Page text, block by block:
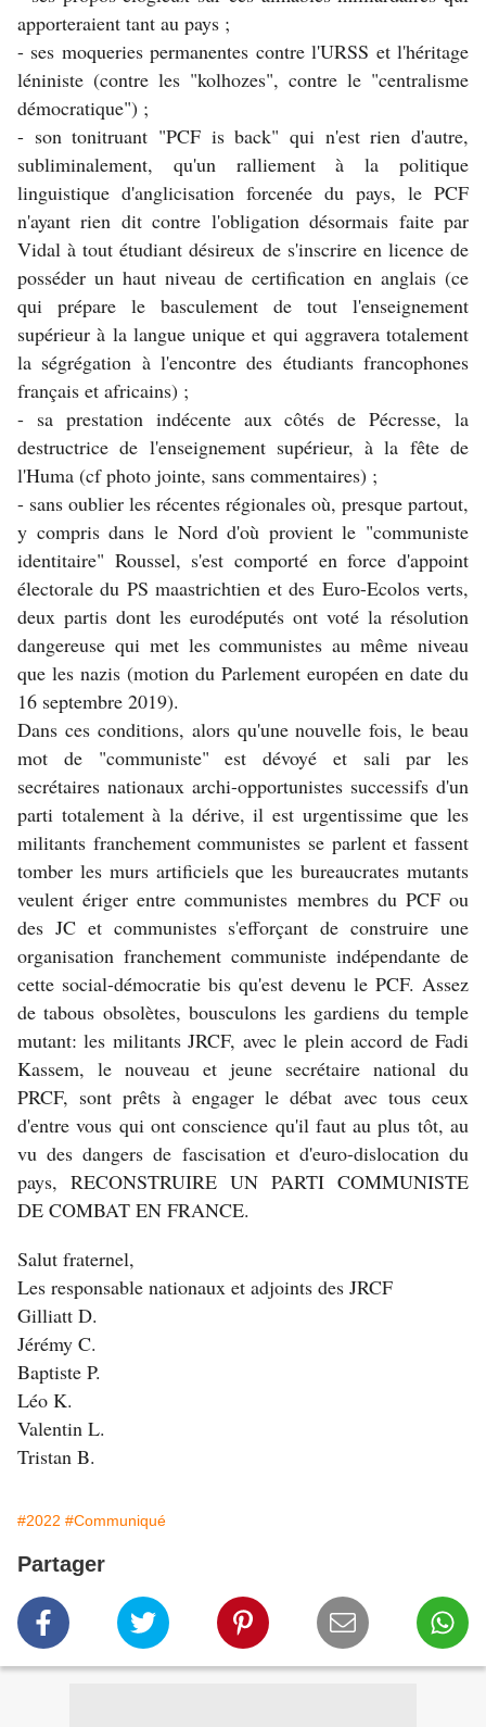
apporteraient tant au pays ;
- ses moqueries permanentes contre l'URSS et l'héritage
léniniste (contre les "kolhozes", contre le "centralisme
démocratique") ;
- son tonitruant "PCF is back" qui n'est rien d'autre,
subliminalement, qu'un ralliement à la politique
linguistique d'anglicisation forcenée du pays, le PCF
n'ayant rien dit contre l'obligation désormais faite par
Vidal à tout étudiant désireux de s'inscrire en licence de
posséder un haut niveau de certification en anglais (ce
qui prépare le basculement de tout l'enseignement
supérieur à la langue unique et qui aggravera totalement
la ségrégation à l'encontre des étudiants francophones
français et africains) ;
- sa prestation indécente aux côtés de Pécresse, la
destructrice de l'enseignement supérieur, à la fête de
l'Huma (cf photo jointe, sans commentaires) ;
- sans oublier les récentes régionales où, presque partout,
y compris dans le Nord d'où provient le "communiste
identitaire" Roussel, s'est comporté en force d'appoint
électorale du PS maastrichtien et des Euro-Ecolos verts,
deux partis dont les eurodéputés ont voté la résolution
dangereuse qui met les communistes au même niveau
que les nazis (motion du Parlement européen en date du
16 septembre 2019).
Dans ces conditions, alors qu'une nouvelle fois, le beau
mot de "communiste" est dévoyé et sali par les
secrétaires nationaux archi-opportunistes successifs d'un
parti totalement à la dérive, il est urgentissime que les
militants franchement communistes se parlent et fassent
tomber les murs artificiels que les bureaucrates mutants
veulent ériger entre communistes membres du PCF ou
des JC et communistes s'efforçant de construire une
organisation franchement communiste indépendante de
cette social-démocratie bis qu'est devenu le PCF. Assez
de tabous obsolètes, bousculons les gardiens du temple
mutant: les militants JRCF, avec le plein accord de Fadi
Kassem, le nouveau et jeune secrétaire national du
PRCF, sont prêts à engager le débat avec tous ceux
d'entre vous qui ont conscience qu'il faut au plus tôt, au
vu des dangers de fascisation et d'euro-dislocation du
pays, RECONSTRUIRE UN PARTI COMMUNISTE
DE COMBAT EN FRANCE.
Salut fraternel,
Les responsable nationaux et adjoints des JRCF
Gilliatt D.
Jérémy C.
Baptiste P.
Léo K.
Valentin L.
Tristan B.
#2022 #Communiqué
Partager